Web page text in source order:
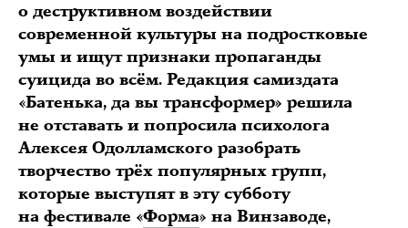
о деструктивном воздействии
современной культуры на подростковые
умы и ищут признаки пропаганды
суицида во всём. Редакция самиздата
«Батенька, да вы трансформер» решила
не отставать и попросила психолога
Алексея Одолламского разобрать
творчество трёх популярных групп,
которые выступят в эту субботу
на фестивале «Форма» на Винзаводе,